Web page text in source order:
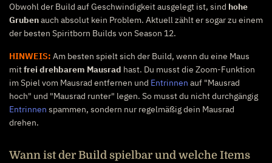
Obwohl der Build auf Geschwindigkeit ausgelegt ist, sind hohe
Grubenauch absolut kein Problem. Aktuell zählt er sogar zu einem
der besten Spiritborn Builds von Season 12.
HINWEIS: Am besten spielt sich der Build, wenn du eine Maus
mitfrei drehbarem Mausrad hast. Du musst die Zoom-Funktion
im Spiel vom Mausrad entfernen und Entrinnen auf "Mausrad
hoch" und "Mausrad runter" legen. So musst du nicht durchgängig
Entrinnen spammen, sondern nur regelmäßig dein Mausrad
drehen.
Wann ist der Build spielbar und welche Items